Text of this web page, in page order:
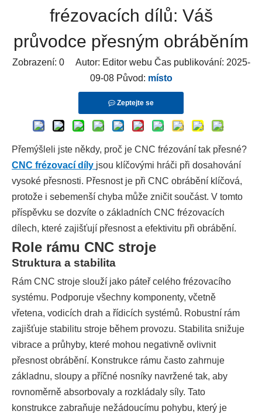
frézovacích dílů: Váš
průvodce přesným obráběním
Zobrazení: 0Autor: Editor webu Čas publikování: 2025-
09-08 Původ: místo
Zeptejte se
Přemýšleli jste někdy, proč je CNC frézování tak přesné?
CNC frézovací díly jsou klíčovými hráči při dosahování
vysoké přesnosti. Přesnost je při CNC obrábění klíčová,
protože i sebemenší chyba může zničit součást. V tomto
příspěvku se dozvíte o základních CNC frézovacích
dílech, které zajišťují přesnost a efektivitu při obrábění.
Role rámu CNC stroje
Struktura a stabilita
Rám CNC stroje slouží jako páteř celého frézovacího
systému. Podporuje všechny komponenty, včetně
vřetena, vodicích drah a řídicích systémů. Robustní rám
zajišťuje stabilitu stroje během provozu. Stabilita snižuje
vibrace a průhyby, které mohou negativně ovlivnit
přesnost obrábění. Konstrukce rámu často zahrnuje
základnu, sloupy a příčné nosníky navržené tak, aby
rovnoměrně absorbovaly a rozkládaly síly. Tato
konstrukce zabraňuje nežádoucímu pohybu, který je